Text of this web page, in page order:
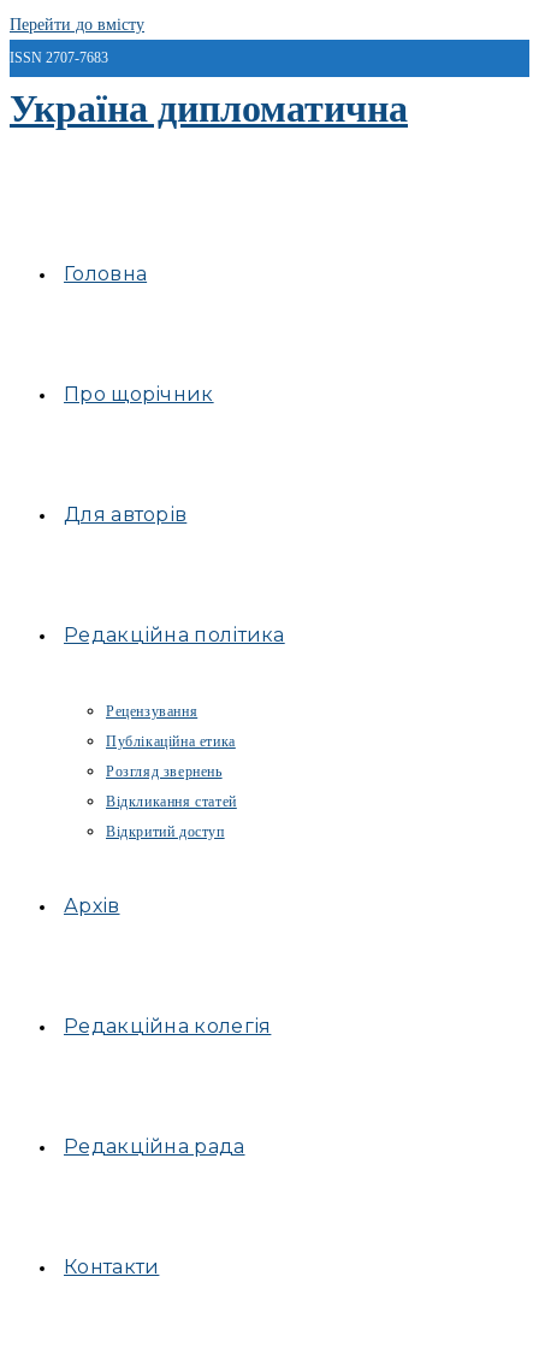
Перейти до вмісту
ISSN 2707-7683
Україна дипломатична
Головна
Про щорічник
Для авторів
Редакційна політика
Рецензування
Публікаційна етика
Розгляд звернень
Відкликання статей
Відкритий доступ
Архів
Редакційна колегія
Редакційна рада
Контакти